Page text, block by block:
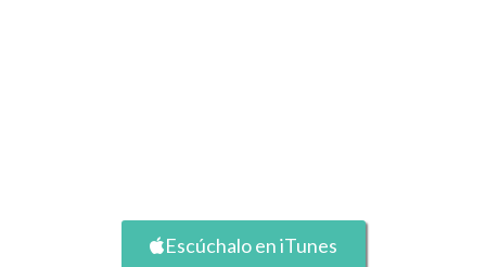
Escúchalo en iTunes